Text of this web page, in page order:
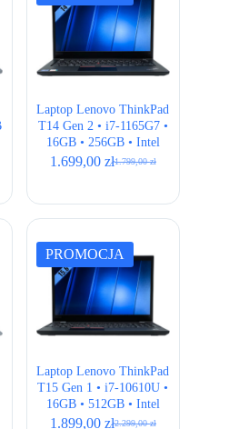
Laptop Lenovo ThinkPad
T14 Gen 2 • i7-1165G7 •
16GB • 256GB • Intel
Iris Xe • 14″ Full HD
1.799,00zł
Pierwotna
wynosiła:
1.799,00 zł.
1.699,00 zł
Aktualna
wynosi:
1.699,00 zł.
PROMOCJA
Laptop Lenovo ThinkPad
T15 Gen 1 • i7-10610U •
16GB • 512GB • Intel
UHD • 15″ Full HD
2.299,00zł
1.899,00 zł